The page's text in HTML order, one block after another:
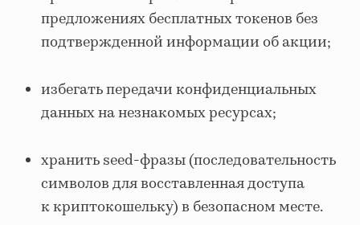
предложениях бесплатных токенов без
подтвержденной информации об акции;
избегать передачи конфиденциальных
данных на незнакомых ресурсах;
хранить seed-фразы (последовательность
символов для восставленная доступа
к криптокошельку) в безопасном месте.